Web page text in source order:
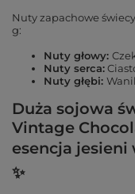
Nuty zapachowe
g:
Nuty głowy:
Nuty serca:
Nuty głębi:
Duża sojowa
Vintage
esencja jesieni
✨